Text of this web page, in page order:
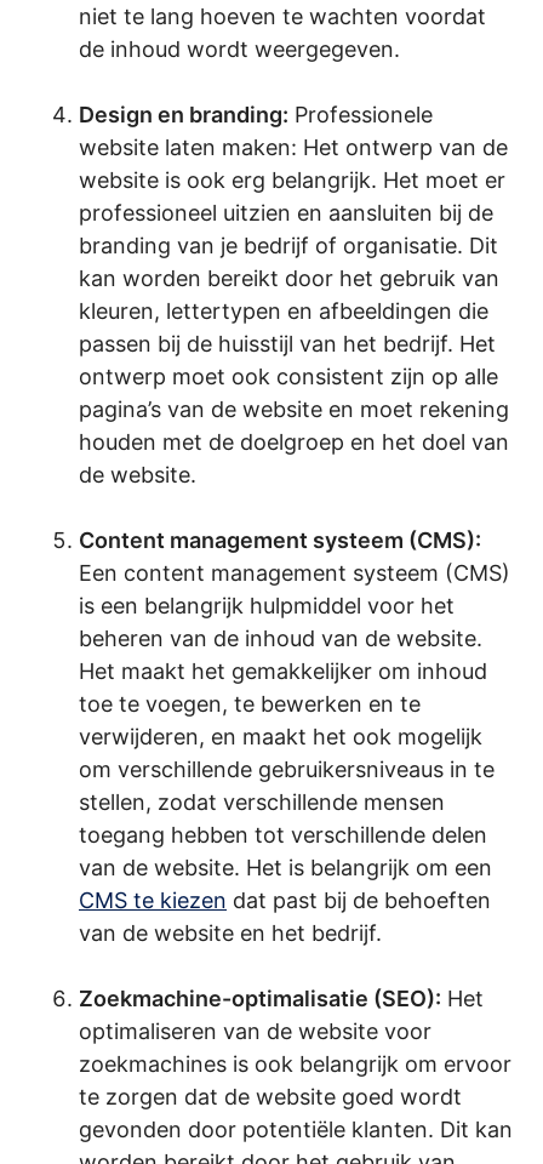
niet te lang hoeven te wachten voordat
de inhoud wordt weergegeven.
Design en branding: Professionele
website laten maken: Het ontwerp van de
website is ook erg belangrijk. Het moet er
professioneel uitzien en aansluiten bij de
branding van je bedrijf of organisatie. Dit
kan worden bereikt door het gebruik van
kleuren, lettertypen en afbeeldingen die
passen bij de huisstijl van het bedrijf. Het
ontwerp moet ook consistent zijn op alle
pagina’s van de website en moet rekening
houden met de doelgroep en het doel van
de website.
Content management systeem (CMS):
Een content management systeem (CMS)
is een belangrijk hulpmiddel voor het
beheren van de inhoud van de website.
Het maakt het gemakkelijker om inhoud
toe te voegen, te bewerken en te
verwijderen, en maakt het ook mogelijk
om verschillende gebruikersniveaus in te
stellen, zodat verschillende mensen
toegang hebben tot verschillende delen
van de website. Het is belangrijk om een
CMS te kiezen dat past bij de behoeften
van de website en het bedrijf.
Zoekmachine-optimalisatie (SEO): Het
optimaliseren van de website voor
zoekmachines is ook belangrijk om ervoor
te zorgen dat de website goed wordt
gevonden door potentiële klanten. Dit kan